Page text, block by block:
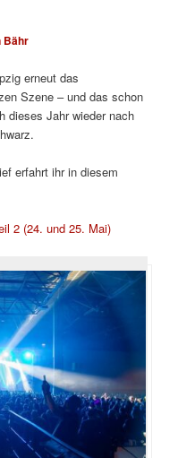
Bähr
erneut das
Szene – und das schon
dieses Jahr wieder nach
erfahrt ihr in diesem
2 (24. und 25. Mai)